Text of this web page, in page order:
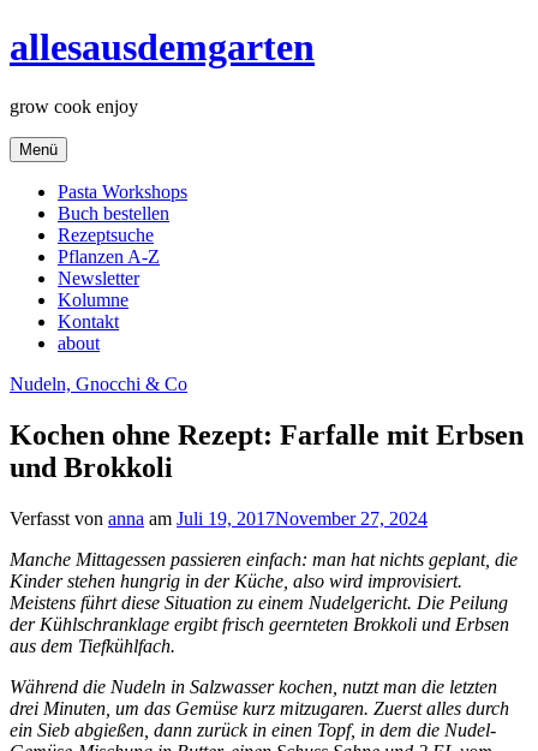
Zum
Inhalt
allesausdemgarten
grow cook enjoy
Menü
Pasta Workshops
Buch bestellen
Rezeptsuche
Pflanzen A-Z
Newsletter
Kolumne
Kontakt
about
Nudeln, Gnocchi & Co
Kochen ohne Rezept: Farfalle mit Erbsen
und Brokkoli
Verfasst von anna am Juli 19, 2017November 27, 2024
Manche Mittagessen passieren einfach: man hat nichts geplant, die
Kinder stehen hungrig in der Küche, also wird improvisiert.
Meistens führt diese Situation zu einem Nudelgericht. Die Peilung
der Kühlschranklage ergibt frisch geernteten Brokkoli und Erbsen
aus dem Tiefkühlfach.
Während die Nudeln in Salzwasser kochen, nutzt man die letzten
drei Minuten, um das Gemüse kurz mitzugaren. Zuerst alles durch
ein Sieb abgießen, dann zurück in einen Topf, in dem die Nudel-